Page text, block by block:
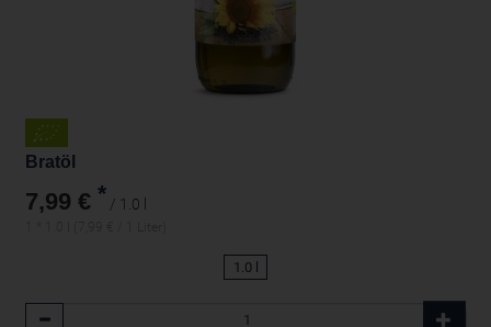
Bratöl
7,99 € * / 1.0 l
1.0 l
Anzahl